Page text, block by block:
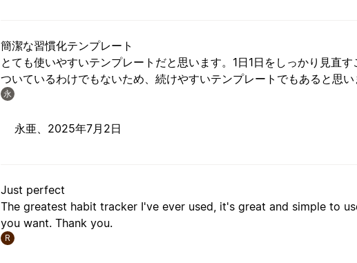
簡潔な習慣化テンプレート
とても使いやすいテンプレートだと思います。1日1日をしっかり見直
ついているわけでもないため、続けやすいテンプレートでもあると思い
永
永亜、 2025年7月2日
Just perfect
The greatest habit tracker I've ever used, it's great and simple to
you want. Thank you.
R